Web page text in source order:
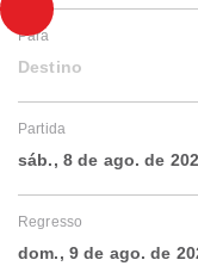
Para
Destino
Partida
sáb., 8 de ago. de
Regresso
dom., 9 de ago. de